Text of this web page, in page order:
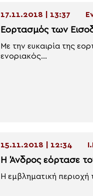
17.11.2018 | 13:37
Εορτασμός των
Με την ευκαιρία της
ενοριακός...
15.11.2018 | 12:34
Η Άνδρος εόρτασε
Η εμβληματική